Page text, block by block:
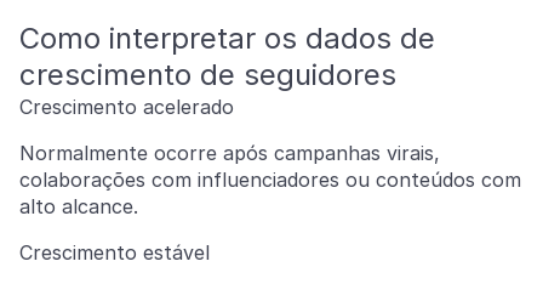
Como interpretar os dados de
crescimento de seguidores
Crescimento acelerado
Normalmente ocorre após campanhas virais,
colaborações com influenciadores ou conteúdos com
alto alcance.
Crescimento estável